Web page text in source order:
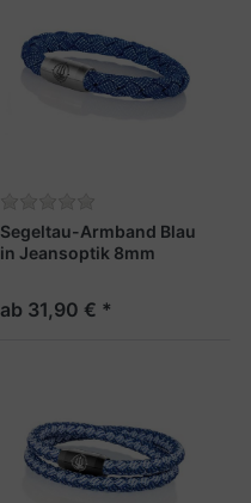
Segeltau-Armband Blau
in Jeansoptik 8mm
ab 31,90 € *